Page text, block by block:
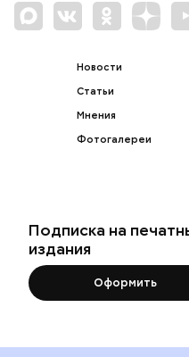
Новости
Статьи
Мнения
Фотогалереи
Подписка на
издания
Оформить